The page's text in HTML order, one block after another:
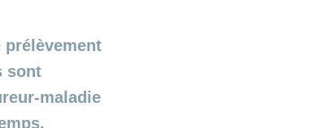
prélèvement
sont
maladie